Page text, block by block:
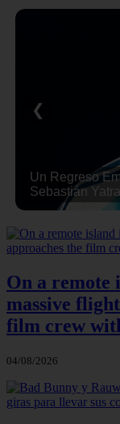
Un Regreso
Sebastián
❮
On a remote
massive
film crew
04/08/2026